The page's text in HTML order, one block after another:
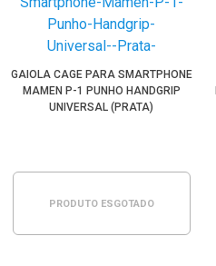
GAIOLA CAGE PARA SMARTPHONE
MAMEN P-1 PUNHO HANDGRIP
UNIVERSAL (PRATA)
PRODUTO ESGOTADO